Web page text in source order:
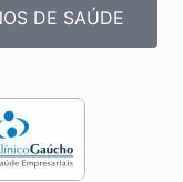
DE SAÚDE